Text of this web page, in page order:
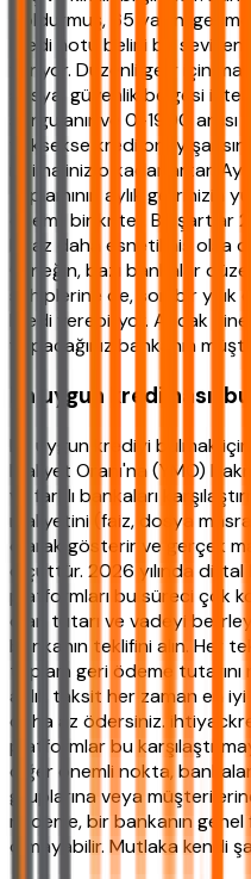
doldurmuş, 65 yaşını
kredi notu belirli bir
veriyor. Düzenli gelir için
sosyal güvenlik belgesi
sorgulanır ve 0-1900
yüksekse kredi onay
ihtimaliniz o kadar artar.
toplamının aylık gelirinizin
önemli bir kriter. Bu şartlar
biraz daha esnetilmiş olsa
Örneğin, bazı bankalar
sahiplerine de, son bir
kredi verebiliyor. Ancak
yapacağınız bankanın
En uygun kredi nasıl
En uygun krediyi bulmak için
Maliyet Oranı'na (YMO)
ve farklı bankaları
maliyetini (faiz, dosya
olarak gösterir ve gerçek
ölçüttür. 2026 yılında dijital
platformları bu süreci çok
olan tutarı ve vadeyi
bankanın teklifini alın. Her
toplam geri ödeme tutarını
aylık taksit her zaman en
daha az ödersiniz.
platformlar bu
diğer önemli nokta,
gruplarına veya
nedenle, bir bankanın
olmayabilir. Mutlaka kendi